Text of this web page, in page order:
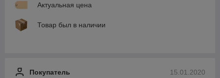
Актуальная цена
Товар был в наличии
15.01.2020
Покупатель